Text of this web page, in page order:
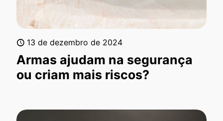
13 de dezembro de 2024
Armas ajudam na segurança
ou criam mais riscos?